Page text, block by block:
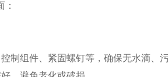
制组件、紧固螺钉等，确保无水滴、